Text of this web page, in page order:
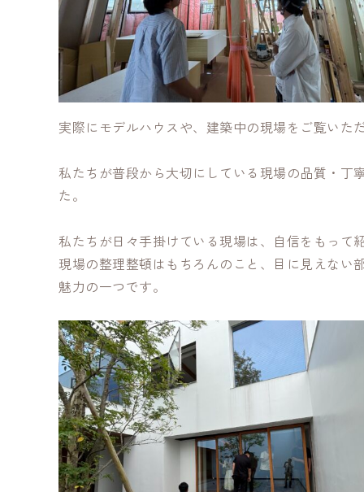
実際にモデルハウスや、建築中の現場をご覧い
私たちが普段から大切にしている現場の品質・丁
た。
私たちが日々手掛けている現場は、自信をもって
現場の整理整頓はもちろんのこと、目に見えな
魅力の一つです。